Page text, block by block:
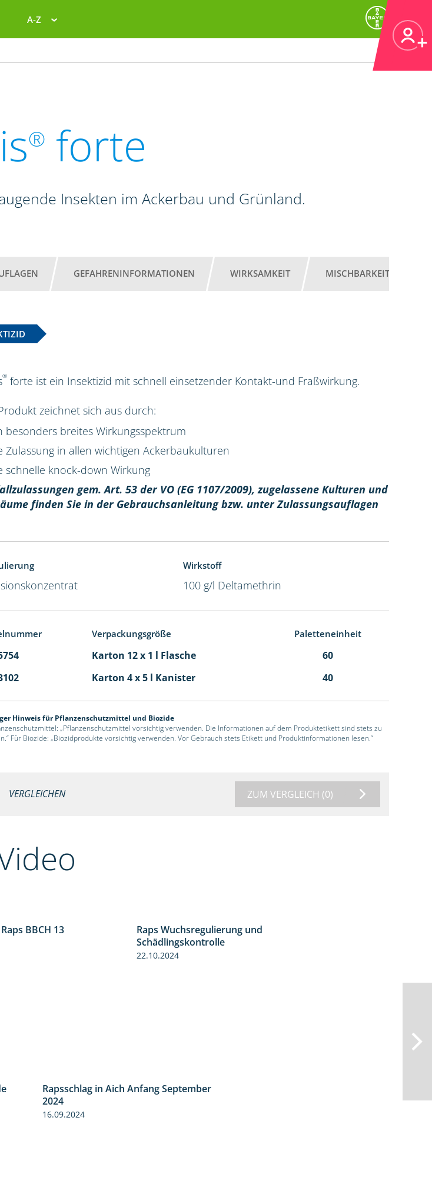
A-Z
® forte
Insekten im Ackerbau und Grünland.
GEFAHRENINFORMATIONEN WIRKSAMKEIT MISCHBARKEIT
® forte ist ein Insektizid mit schnell einsetzender Kontakt-und Fraßwirkung.
zeichnet sich aus durch:
besonders breites Wirkungsspektrum
Zulassung in allen wichtigen Ackerbaukulturen
schnelle knock-down Wirkung
gem. Art. 53 der VO (EG 1107/2009), zugelassene Kulturen und
finden Sie in der Gebrauchsanleitung bzw. unter Zulassungsauflagen
Wirkstoff
100 g/l Deltamethrin
Verpackungsgröße Paletteneinheit
Karton 12 x 1 l Flasche
60
Karton 4 x 5 l Kanister 40
Hinweis für Pflanzenschutzmittel und Biozide
„Pflanzenschutzmittel vorsichtig verwenden. Die Informationen auf dem Produktetikett sind stets zu
Für Biozide: „Biozidprodukte vorsichtig verwenden. Vor Gebrauch stets Etikett und Produktinformationen lesen.“
VERGLEICHEN ZUM VERGLEICH (0)
BBCH 13
Raps Wuchsregulierung und
Schädlingskontrolle
22.10.2024
Rapsschlag in Aich Anfang September
2024
16.09.2024